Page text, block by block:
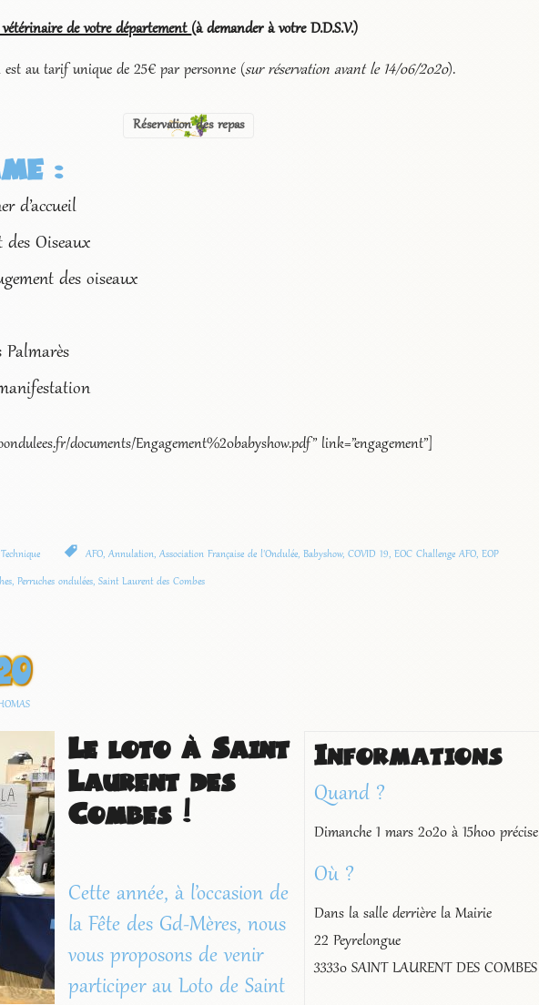
de votre département(à demander à votre D.D.S.V.)
est au tarif unique de 25€ par personne (sur réservation avant le 14/06/2020).
Réservation des repas
:
d’accueil
des Oiseaux
des oiseaux
Palmarès
documents/Engagement%20babyshow.pdf” link=”engagement”]
AFO,Annulation,Association Française de l'Ondulée,Babyshow,COVID 19,EOC Challenge AFO,EOP
,Perruches ondulées,Saint Laurent des Combes
Informations
Quand ?
Dimanche 1 mars 2020 à 15h00 précise
Où ?
Dans la salle derrière la Mairie
22 Peyrelongue
33330 SAINT LAURENT DES COMBES
Le loto à Saint
Laurent des
Combes !
Cette année, à l’occasion de
la Fête des Gd-Mères, nous
vous proposons de venir
participer au Loto de Saint